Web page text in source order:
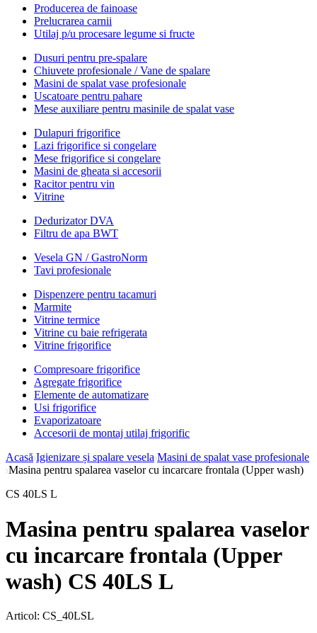
Producerea de fainoase
Prelucrarea carnii
Utilaj p/u procesare legume si fructe
Dusuri pentru pre-spalare
Chiuvete profesionale / Vane de spalare
Masini de spalat vase profesionale
Uscatoare pentru pahare
Mese auxiliare pentru masinile de spalat vase
Dulapuri frigorifice
Lazi frigorifice si congelare
Mese frigorifice si congelare
Masini de gheata si accesorii
Racitor pentru vin
Vitrine
Dedurizator DVA
Filtru de apa BWT
Vesela GN / GastroNorm
Tavi profesionale
Dispenzere pentru tacamuri
Marmite
Vitrine termice
Vitrine cu baie refrigerata
Vitrine frigorifice
Compresoare frigorifice
Agregate frigorifice
Elemente de automatizare
Usi frigorifice
Evaporizatoare
Accesorii de montaj utilaj frigorific
Acasă Igienizare și spalare vesela Masini de spalat vase profesionale
Masina pentru spalarea vaselor cu incarcare frontala (Upper wash)
CS 40LS L
Masina pentru spalarea vaselor
cu incarcare frontala (Upper
wash) CS 40LS L
Articol: CS_40LSL